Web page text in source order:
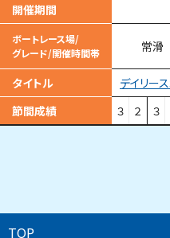
開催期間
ボートレース場/
グレード/開催時間帯
常滑
タイトル
節間成績
３ ２ ３
TOP